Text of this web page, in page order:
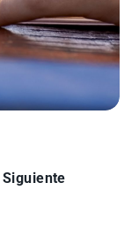
Siguiente